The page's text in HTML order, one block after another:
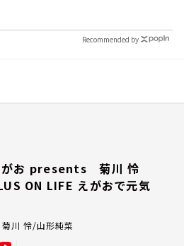
Recommended by
がお presents 菊川 怜
ON LIFE えがおで元気
菊川 怜/山形純菜